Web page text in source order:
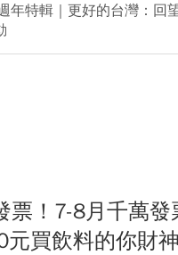
年特輯｜更好的台灣：回
票！7-8月千萬發
買飲料的你財